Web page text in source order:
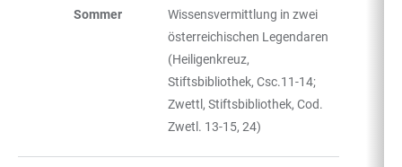
Sommer
Wissensvermittlung in zwei
österreichischen Legendaren
(Heiligenkreuz,
Stiftsbibliothek, Csc.11-14;
Zwettl, Stiftsbibliothek, Cod.
Zwetl. 13-15, 24)